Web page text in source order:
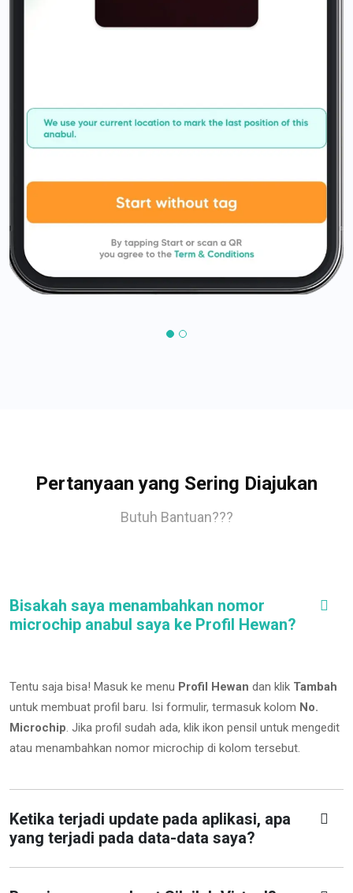
Pertanyaan yang Sering Diajukan
Butuh Bantuan???
Bisakah saya menambahkan nomor
microchip anabul saya ke Profil Hewan?
Tentu saja bisa! Masuk ke menu Profil Hewan dan klik Tambah
untuk membuat profil baru. Isi formulir, termasuk kolom No.
Microchip. Jika profil sudah ada, klik ikon pensil untuk mengedit
atau menambahkan nomor microchip di kolom tersebut.
Ketika terjadi update pada aplikasi, apa
yang terjadi pada data-data saya?